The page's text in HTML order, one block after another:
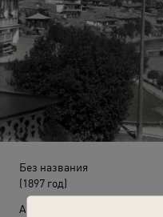
Без названия
(1897 год)
Автор: